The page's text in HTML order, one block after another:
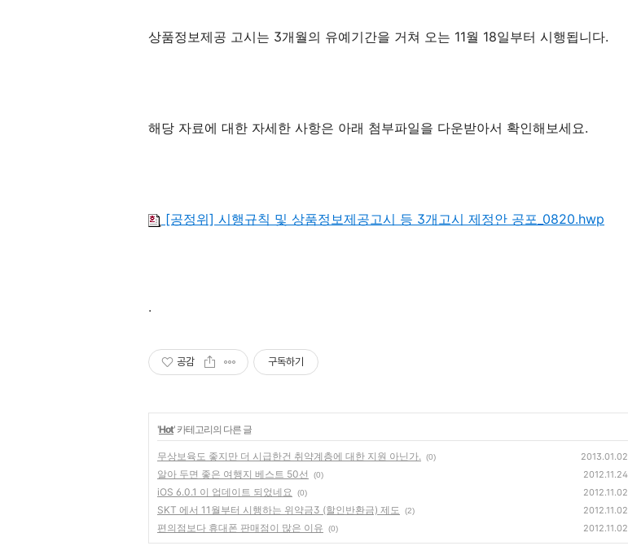
상품정보제공 고시는 3개월의 유예기간을 거쳐 오는 11월 18일부터 시행됩니다.
해당 자료에 대한 자세한 사항은 아래 첨부파일을 다운받아서 확인해보세요.
[공정위] 시행규칙 및 상품정보제공고시 등 3개고시 제정안 공포_0820.hwp
.
공감 구독하기
'Hot' 카테고리의 다른 글
무상보육도 좋지만 더 시급한건 취약계층에 대한 지원 아닌가. (0) 2013.01.02
알아 두면 좋은 여행지 베스트 50선 (0) 2012.11.24
iOS 6.0.1 이 업데이트 되었네요 (0) 2012.11.02
SKT 에서 11월부터 시행하는 위약금3 (할인반환금) 제도 (2) 2012.11.02
편의점보다 휴대폰 판매점이 많은 이유 (0) 2012.11.02